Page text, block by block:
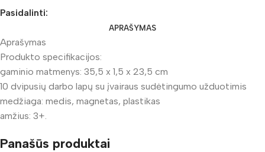
Pasidalinti:
APRAŠYMAS
Aprašymas
Produkto specifikacijos:
gaminio matmenys: 35,5 x 1,5 x 23,5 cm
10 dvipusių darbo lapų su įvairaus sudėtingumo užduotimis
medžiaga: medis, magnetas, plastikas
amžius: 3+.
Panašūs produktai